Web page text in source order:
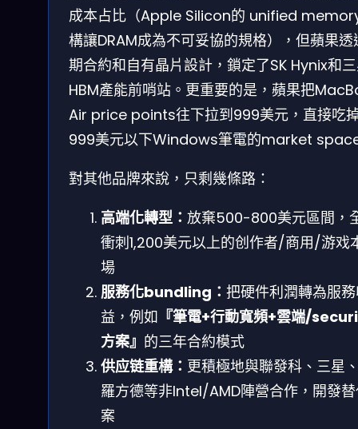
成本占比（Apple Silicon的 unified
構讓DRAM成為不可妥協的規格），但蘋果透
期合約和自有晶片設計，鎖定了SK Hynix和
HBM產能前哨站。更重要的是，蘋果把
Air price points往下拉到999美元，直接吃
999美元以下Windows筆電的market
對其他品牌來說，只剩幾條路：
高端化轉型： 放棄500-800美元區間，
衝刺1,200美元以上的创作者/商用/游戏
場
服務化bundling： 把硬件利潤轉為服
益，例如 『筆電+行動寬頻+雲端/
方案』 的三年合約模式
供应链重構： 更積極地與聯發科、三星
羅方德等非Intel/AMD陣營合作，開發
案